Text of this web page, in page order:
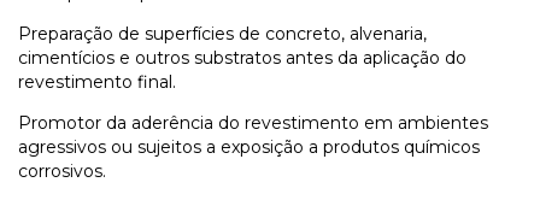
Preparação de superfícies de concreto, alvenaria,
cimentícios e outros substratos antes da aplicação do
revestimento final.
Promotor da aderência do revestimento em ambientes
agressivos ou sujeitos a exposição a produtos químicos
corrosivos.